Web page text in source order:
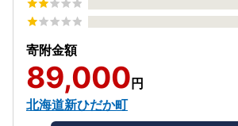
寄附金額
89,000円
北海道新ひだか町